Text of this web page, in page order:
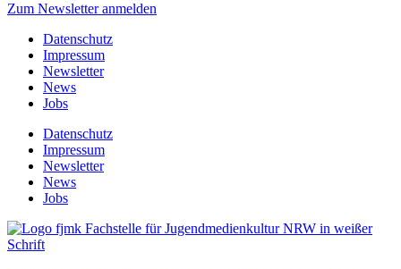
Zum Newsletter anmelden
Datenschutz
Impressum
Newsletter
News
Jobs
Datenschutz
Impressum
Newsletter
News
Jobs